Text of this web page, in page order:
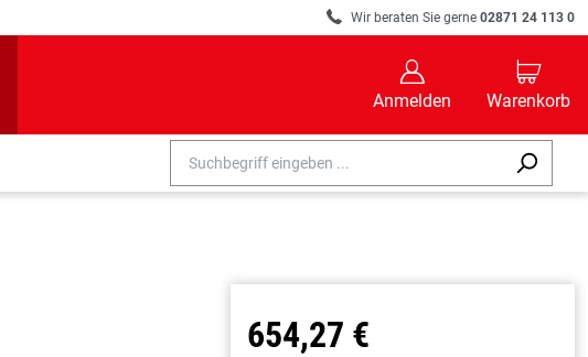
R Wir beraten Sie gerne 02871 24 113 0
B
Anmelden
C
Warenkorb
654,27 €